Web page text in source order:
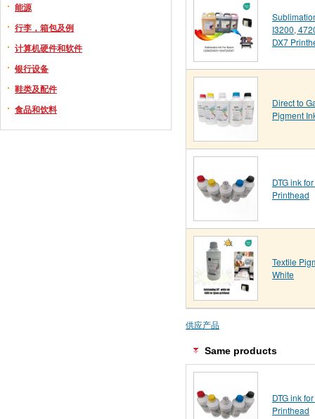
能源
行李，箱包及例
计算机硬件和软件
银行设备
鞋类及配件
食品和饮料
I3200,
DX7
Direct to
Pigment
DTG ink
Printhead
Textile
White
供应产品
Same products
DTG ink
Printhead